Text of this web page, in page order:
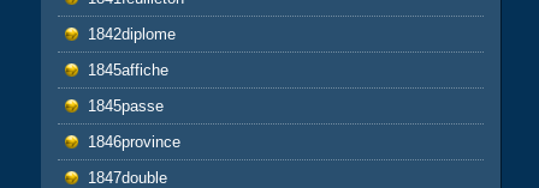
1842diplome
1845affiche
1845passe
1846province
1847double